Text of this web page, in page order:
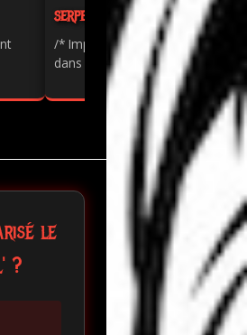
SERPENTS - "PAINKILLER"
/* Import des polices directement
dans l'article Blogger */...
le
?